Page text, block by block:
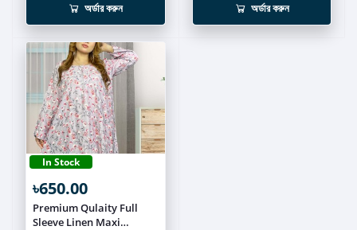
অর্ডার করুন অর্ডার করুন
In Stock
৳650.00
Premium Qulaity Full
Sleeve Linen Maxi